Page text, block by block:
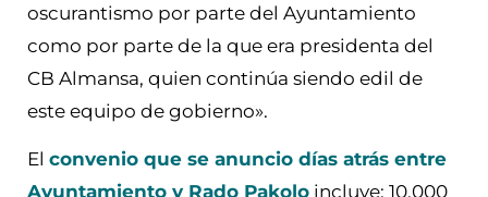
oscurantismo por parte del Ayuntamiento
como por parte de la que era presidenta del
CB Almansa, quien continúa siendo edil de
este equipo de gobierno».
El convenio que se anuncio días atrás entre
Ayuntamiento y Rado Pakolo incluye: 10.000